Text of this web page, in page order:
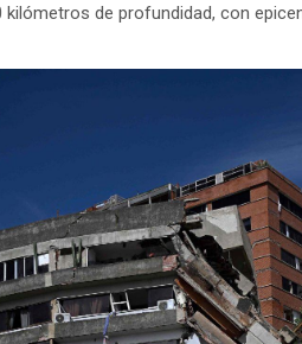
de profundidad, con